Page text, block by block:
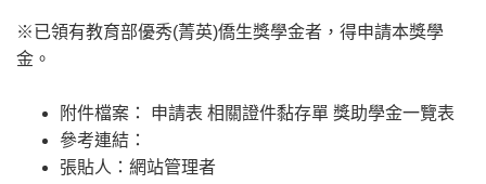
※已領有教育部優秀(菁英)僑生獎學金者，得申請本獎學
金。
附件檔案： 申請表 相關證件黏存單 獎助學金一覽表
參考連結：
張貼人：網站管理者